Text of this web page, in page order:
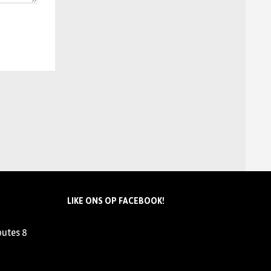
8
LIKE ONS OP FACEBOOK!